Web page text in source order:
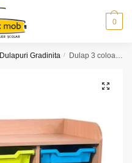
0
Dulapuri Gradinita / Dulap 3 coloane sertare
🔍